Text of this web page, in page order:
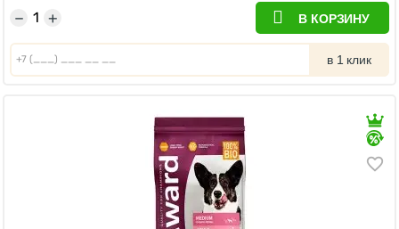
+
− В КОРЗИНУ
в 1 клик